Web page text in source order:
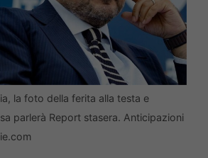
la foto della ferita alla testa e
parlerà Report stasera. Anticipazioni